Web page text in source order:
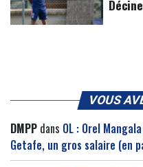
VOUS
DMPP dans OL : Orel
Getafe, un gros salaire (en